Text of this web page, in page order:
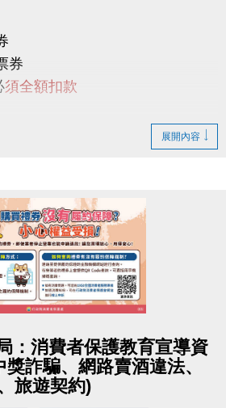
訓練帶1條
內至3F櫃台報到測量
率做比較，以體指率下降百分比
，男女綜合排名取總冠軍1名。
： ( 量測時須穿著輕便衣物，
券
須全額扣款
券
借
(TANITA系統)
，請於1小時內進行抵用
重新領券。
店家出示此QR-Code，並提供
驗證，完成消費抵用後，無法
展開內容
：消費者保護教育宣導資
詐騙、網路賣酒違法、
旅遊契約)